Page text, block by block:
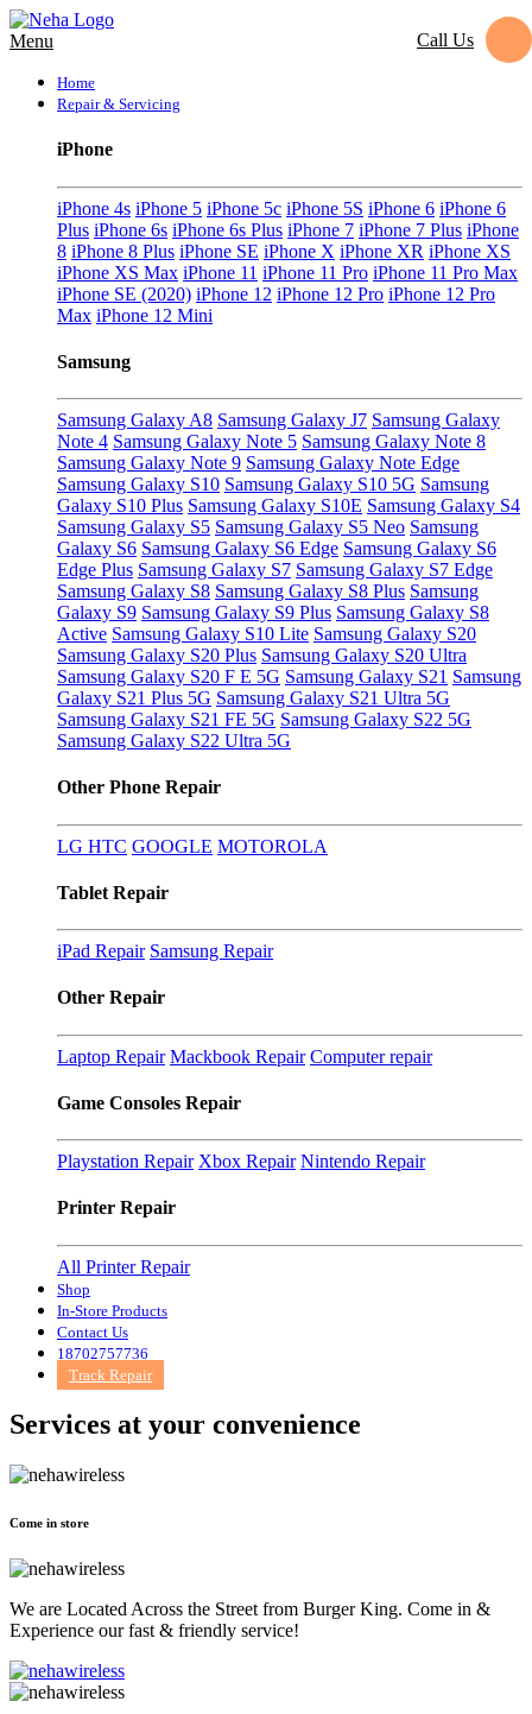
Menu Call Us
Home
Repair & Servicing
iPhone
iPhone 4s iPhone 5 iPhone 5c iPhone 5S iPhone 6 iPhone 6
Plus iPhone 6s iPhone 6s Plus iPhone 7 iPhone 7 Plus iPhone
8 iPhone 8 Plus iPhone SE iPhone X iPhone XR iPhone XS
iPhone XS Max iPhone 11 iPhone 11 Pro iPhone 11 Pro Max
iPhone SE (2020) iPhone 12 iPhone 12 Pro iPhone 12 Pro
Max iPhone 12 Mini
Samsung
Samsung Galaxy A8 Samsung Galaxy J7 Samsung Galaxy
Note 4 Samsung Galaxy Note 5 Samsung Galaxy Note 8
Samsung Galaxy Note 9 Samsung Galaxy Note Edge
Samsung Galaxy S10 Samsung Galaxy S10 5G Samsung
Galaxy S10 Plus Samsung Galaxy S10E Samsung Galaxy S4
Samsung Galaxy S5 Samsung Galaxy S5 Neo Samsung
Galaxy S6 Samsung Galaxy S6 Edge Samsung Galaxy S6
Edge Plus Samsung Galaxy S7 Samsung Galaxy S7 Edge
Samsung Galaxy S8 Samsung Galaxy S8 Plus Samsung
Galaxy S9 Samsung Galaxy S9 Plus Samsung Galaxy S8
Active Samsung Galaxy S10 Lite Samsung Galaxy S20
Samsung Galaxy S20 Plus Samsung Galaxy S20 Ultra
Samsung Galaxy S20 F E 5G Samsung Galaxy S21 Samsung
Galaxy S21 Plus 5G Samsung Galaxy S21 Ultra 5G
Samsung Galaxy S21 FE 5G Samsung Galaxy S22 5G
Samsung Galaxy S22 Ultra 5G
Other Phone Repair
LG HTC GOOGLE MOTOROLA
Tablet Repair
iPad Repair Samsung Repair
Other Repair
Laptop Repair Mackbook Repair Computer repair
Game Consoles Repair
Playstation Repair Xbox Repair Nintendo Repair
Printer Repair
All Printer Repair
Shop
In-Store Products
Contact Us
18702757736
Track Repair
Services at your convenience
Come in store
We are Located Across the Street from Burger King. Come in &
Experience our fast & friendly service!